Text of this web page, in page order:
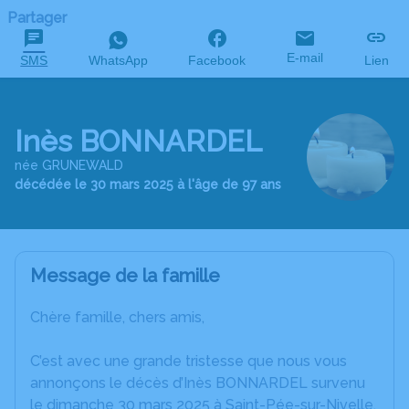
Partager
SMS WhatsApp Facebook E-mail Lien
Inès BONNARDEL
née GRUNEWALD
décédée le 30 mars 2025 à l'âge de 97 ans
Message de la famille
Chère famille, chers amis,
C’est avec une grande tristesse que nous vous
annonçons le décès d’Inès BONNARDEL survenu
le dimanche 30 mars 2025 à Saint-Pée-sur-Nivelle.